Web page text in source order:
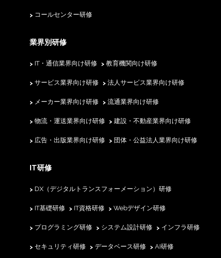
コールセンター研修
業界別研修
IT・通信業界向け研修 教育機関向け研修
サービス業界向け研修 法人サービス業界向け研修
メーカー業界向け研修 流通業界向け研修
物流・運送業界向け研修 建設・不動産業界向け研修
広告・出版業界向け研修 団体・公益法人業界向け研修
IT研修
DX（デジタルトランスフォーメーション）研修
IT基礎研修 IT資格研修 Webデザイン研修
プログラミング研修 システム設計研修 インフラ研修
セキュリティ研修 データベース研修 AI研修